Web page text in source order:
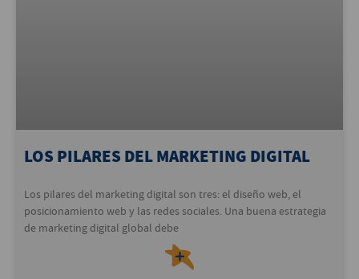
LOS PILARES DEL MARKETING DIGITAL
Los pilares del marketing digital son tres: el diseño web, el
posicionamiento web y las redes sociales. Una buena estrategia
de marketing digital global debe
＋